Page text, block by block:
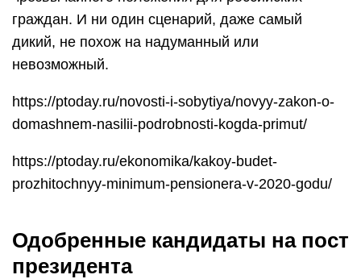
граждан. И ни один сценарий, даже самый
дикий, не похож на надуманный или
невозможный.
https://ptoday.ru/novosti-i-sobytiya/novyy-zakon-o-
domashnem-nasilii-podrobnosti-kogda-primut/
https://ptoday.ru/ekonomika/kakoy-budet-
prozhitochnyy-minimum-pensionera-v-2020-godu/
Одобренные кандидаты на пост
президента